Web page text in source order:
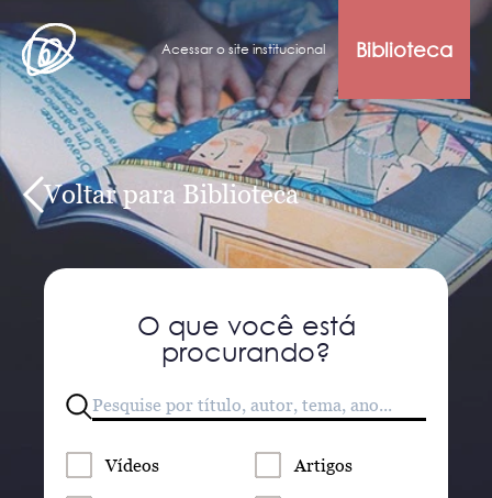
Acessar o site institucional Biblioteca
Voltar para Biblioteca
O que você está
procurando?
Vídeos Artigos